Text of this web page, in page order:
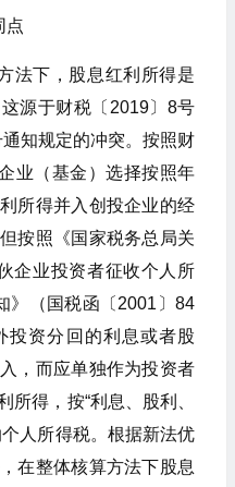
点
下，股息红利所得是
源于财税〔2019〕8号
知规定的冲突。按照财
业（基金）选择按照年
所得并入创投企业的经
按照《国家税务总局关
企业投资者征收个人所
》（国税函〔2001〕84
投资分回的利息或者股
，而应单独作为投资者
所得，按“利息、股利、
人所得税。根据新法优
在整体核算方法下股息